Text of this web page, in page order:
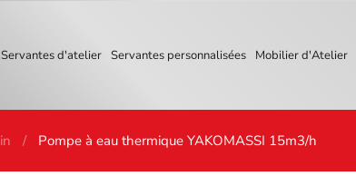
Servantes d'atelier Servantes personnalisées Mobilier d'Atelier
Pompe à eau thermique YAKOMASSI 15m3/h